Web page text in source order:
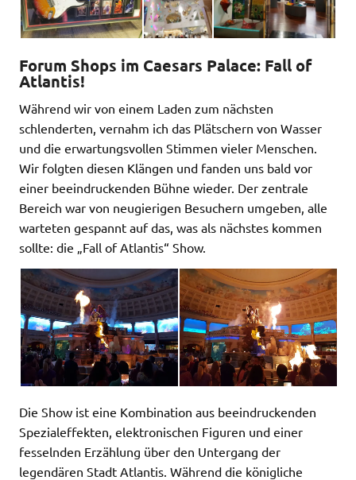
Forum Shops im Caesars Palace: Fall of
Atlantis!
Während wir von einem Laden zum nächsten
schlenderten, vernahm ich das Plätschern von Wasser
und die erwartungsvollen Stimmen vieler Menschen.
Wir folgten diesen Klängen und fanden uns bald vor
einer beeindruckenden Bühne wieder. Der zentrale
Bereich war von neugierigen Besuchern umgeben, alle
warteten gespannt auf das, was als nächstes kommen
sollte: die „Fall of Atlantis“ Show.
Die Show ist eine Kombination aus beeindruckenden
Spezialeffekten, elektronischen Figuren und einer
fesselnden Erzählung über den Untergang der
legendären Stadt Atlantis. Während die königliche